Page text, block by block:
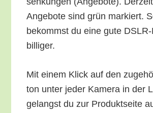
Ange­bo­te sind grün mar­kiert.
bekommst du eine gute
billiger.
Mit einem Klick auf den
ton unter jeder Kame­ra in der
gelangst du zur Pro­dukt­sei­te